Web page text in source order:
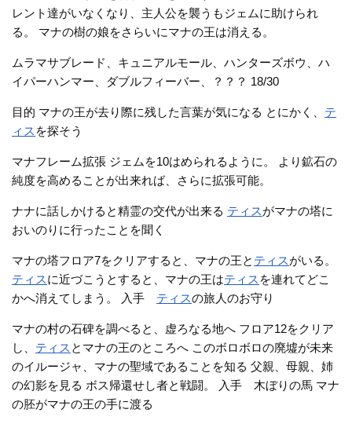
レント達がいなくなり、主人公を襲うもジェムに助けられ
る。 マナの樹の娘をさらいにマナの王は消える。
ムラマサブレード、キュニアルモール、ハンターズボウ、ハ
イパーハンマー、ダブルフィーバー、？？？ 18/30
目的 マナの王が去り際に残した言葉が気になる とにかく、 テ
ィス を探そう
マナフレーム拡張 ジェムを10はめられるように。 より鉱石の
純度を高めることが出来れば、さらに拡張可能。
ナナに話しかけると精霊の交代が出来る ティスがマナの塔に
おいのりに行ったことを聞く
マナの塔フロア7をクリアすると、マナの王と ティスがいる。
ティスに近づこうとすると、マナの王はティス を連れてどこ
かへ消えてしまう。 入手 ティスの旅人のお守り
マナの村の石碑を調べると、虚ろなる地へ フロア12をクリア
し、 ティス とマナの王のところへ このボロボロの廃墟が未来
のイルージャ、マナの聖域であることを知る 父親、母親、姉
の幻影を見る ボス帰還せし者と戦闘。 入手 木ぼりの馬 マナ
の胚がマナの王の手に渡る